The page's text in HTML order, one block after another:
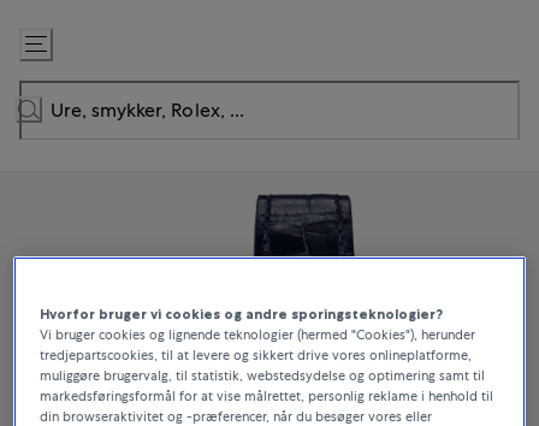
Gå
til
indhold
Hvorfor bruger vi cookies og andre sporingsteknologier?
Vi bruger cookies og lignende teknologier (hermed "Cookies"), herunder
tredjepartscookies, til at levere og sikkert drive vores onlineplatforme,
muliggøre brugervalg, til statistik, webstedsydelse og optimering samt til
markedsføringsformål for at vise målrettet, personlig reklame i henhold til
din browseraktivitet og -præferencer, når du besøger vores eller